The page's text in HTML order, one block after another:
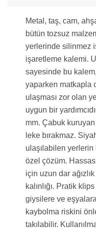
Metal, taş, cam,
bütün tozsuz
yerlerinde silinmez
işaretleme kalemi.
sayesinde bu
yaparken matkapla
ulaşması zor olan
uygun bir
mm. Çabuk
leke bırakmaz.
ulaşılabilen
özel çözüm.
için uzun dar
kalınlığı. Pratik
giysilere ve
kaybolma riskini
takılabilir.